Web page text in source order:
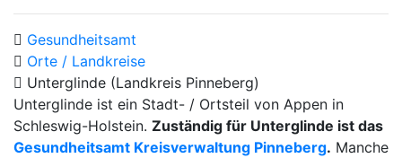
Gesundheitsamt
Orte / Landkreise
Unterglinde (Landkreis Pinneberg)
Unterglinde ist ein Stadt- / Ortsteil von Appen in
Schleswig-Holstein. Zuständig für Unterglinde ist das
Gesundheitsamt Kreisverwaltung Pinneberg. Manche